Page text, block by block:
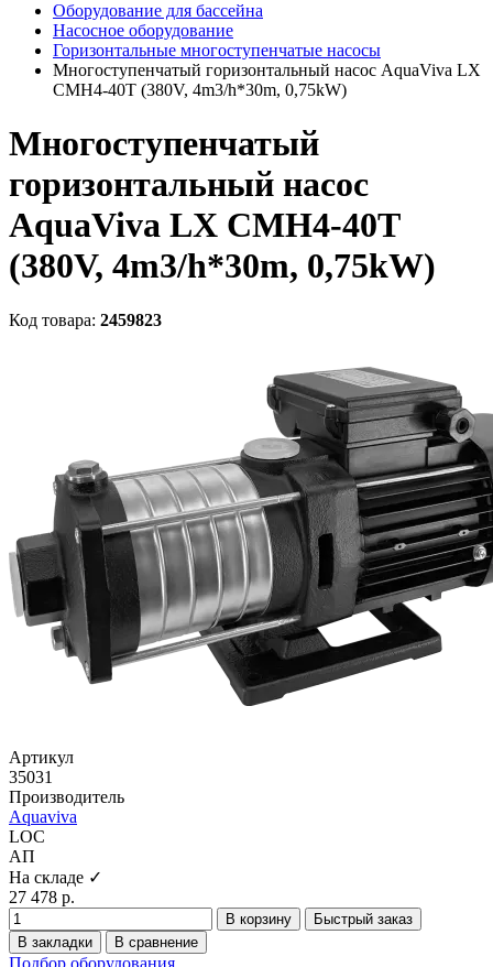
Оборудование для бассейна
Насосное оборудование
Горизонтальные многоступенчатые насосы
Многоступенчатый горизонтальный насос AquaViva LX
CMH4-40T (380V, 4m3/h*30m, 0,75kW)
Многоступенчатый
горизонтальный насос
AquaViva LX CMH4-40T
(380V, 4m3/h*30m, 0,75kW)
Код товара: 2459823
Артикул
35031
Производитель
Aquaviva
LOC
АП
На складе ✓
27 478 р.
В корзину
Быстрый заказ
В закладки
В сравнение
Подбор оборудования